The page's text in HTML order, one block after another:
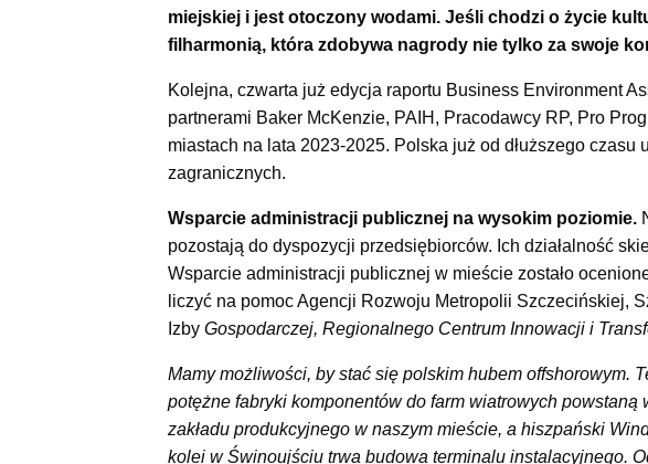
miejskiej i jest otoczony wodami. Jeśli chodzi o życie
filharmonią, która zdobywa nagrody nie tylko za swoje
Kolejna, czwarta już edycja raportu Business Environment
partnerami Baker McKenzie, PAIH, Pracodawcy RP, Pro
miastach na lata 2023-2025. Polska już od dłuższego
zagranicznych.
Wsparcie administracji publicznej na wysokim poziomie.
pozostają do dyspozycji przedsiębiorców. Ich działalność
Wsparcie administracji publicznej w mieście zostało
liczyć na pomoc Agencji Rozwoju Metropolii Szczecińskiej,
Izby Gospodarczej, Regionalnego Centrum Innowacji i
Mamy możliwości, by stać się polskim hubem offshorowym.
potężne fabryki komponentów do farm wiatrowych
zakładu produkcyjnego w naszym mieście, a hiszpański
kolei w Świnoujściu trwa budowa terminalu instalacyjnego.